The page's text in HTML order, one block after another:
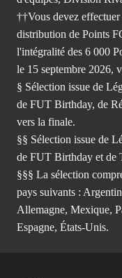
††Vous devez
distribution de Points
l'intégralité des 6 000
le 15 septembre 2026,
§ Sélection issue de
de FUT Birthday, de
vers la finale.
§§ Sélection issue de
de FUT Birthday et de
§§§ La sélection
pays suivants :
Allemagne, Mexique,
Espagne, États-Unis.